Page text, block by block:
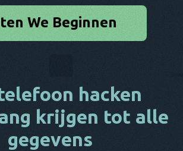
We Beginnen
hacken
krijgen tot alle
gegevens